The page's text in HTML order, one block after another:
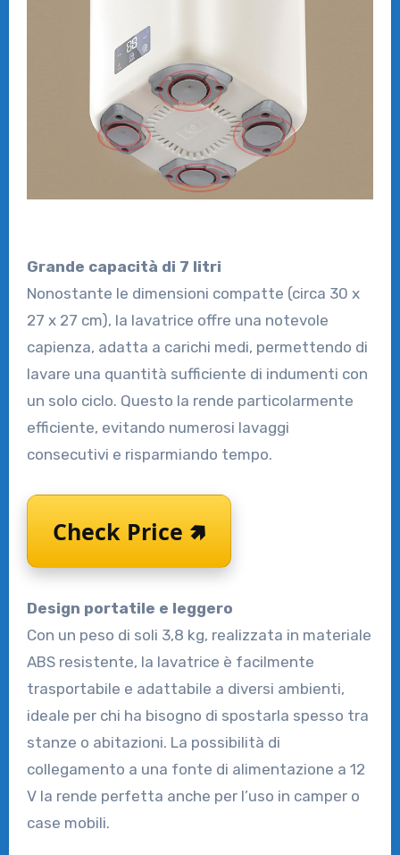
Grande capacità di 7 litri
Nonostante le dimensioni compatte (circa 30 x
27 x 27 cm), la lavatrice offre una notevole
capienza, adatta a carichi medi, permettendo di
lavare una quantità sufficiente di indumenti con
un solo ciclo. Questo la rende particolarmente
efficiente, evitando numerosi lavaggi
consecutivi e risparmiando tempo.
Check Price 🢅
Design portatile e leggero
Con un peso di soli 3,8 kg, realizzata in materiale
ABS resistente, la lavatrice è facilmente
trasportabile e adattabile a diversi ambienti,
ideale per chi ha bisogno di spostarla spesso tra
stanze o abitazioni. La possibilità di
collegamento a una fonte di alimentazione a 12
V la rende perfetta anche per l’uso in camper o
case mobili.